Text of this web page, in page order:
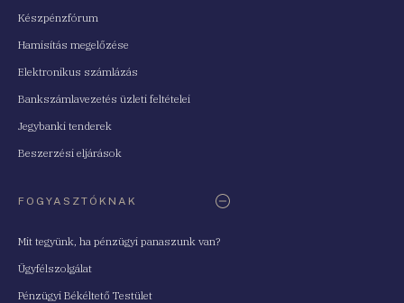
Készpénzfórum
Hamisítás megelőzése
Elektronikus számlázás
Bankszámlavezetés üzleti feltételei
Jegybanki tenderek
Beszerzési eljárások
FOGYASZTÓKNAK
Mit tegyünk, ha pénzügyi panaszunk van?
Ügyfélszolgálat
Pénzügyi Békéltető Testület